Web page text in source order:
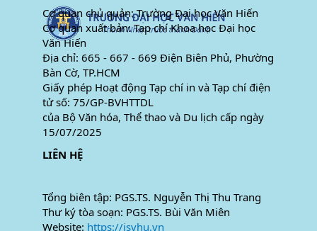
Cơ quan chủ quản: Trường Đại học Văn Hiến
Cơ quan xuất bản: Tạp chí Khoa học Đại học
Văn Hiến
Địa chỉ: 665 - 667 - 669 Điện Biên Phủ, Phường
Bàn Cờ, TP.HCM
Giấy phép Hoạt động Tạp chí in và Tạp chí điện
tử số: 75/GP-BVHTTDL
của Bộ Văn hóa, Thể thao và Du lịch cấp ngày
15/07/2025
LIÊN HỆ
Tổng biên tập: PGS.TS. Nguyễn Thị Thu Trang
Thư ký tòa soạn: PGS.TS. Bùi Văn Miên
Website: https://jsvhu.vn